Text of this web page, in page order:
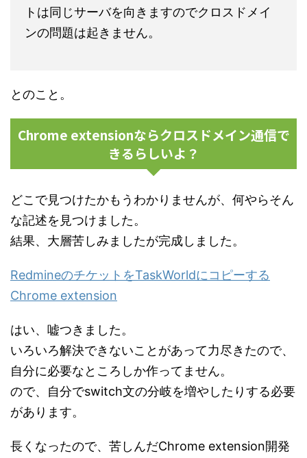
トは同じサーバを向きますのでクロスドメイ
ンの問題は起きません。
とのこと。
Chrome extensionならクロスドメイン通信で
きるらしいよ？
どこで見つけたかもうわかりませんが、何やらそん
な記述を見つけました。
結果、大層苦しみましたが完成しました。
RedmineのチケットをTaskWorldにコピーする
Chrome extension
はい、嘘つきました。
いろいろ解決できないことがあって力尽きたので、
自分に必要なところしか作ってません。
ので、自分でswitch文の分岐を増やしたりする必要
があります。
長くなったので、苦しんだChrome extension開発